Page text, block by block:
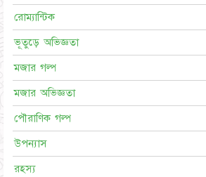
রোম্যান্টিক
ভূতুড়ে অভিজ্ঞতা
মজার গল্প
মজার অভিজ্ঞতা
পৌরাণিক গল্প
উপন্যাস
রহস্য